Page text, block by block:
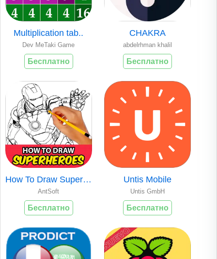
Multiplication tab..
Dev MeTaki Game
Бесплатно
CHAKRA
abdelrhman khalil
Бесплатно
How To Draw Superh..
AntSoft
Бесплатно
Untis Mobile
Untis GmbH
Бесплатно